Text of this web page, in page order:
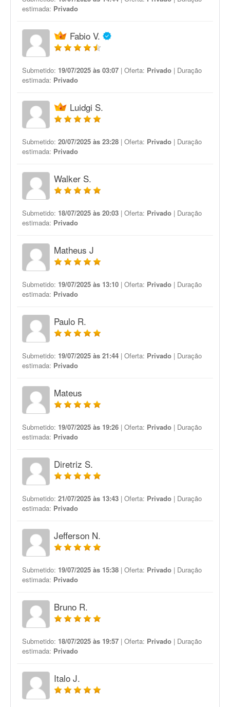
estimada: Privado
Fabio V.
Submetido: 19/07/2025 às 03:07 | Oferta: Privado | Duração
estimada: Privado
Luidgi S.
Submetido: 20/07/2025 às 23:28 | Oferta: Privado | Duração
estimada: Privado
Walker S.
Submetido: 18/07/2025 às 20:03 | Oferta: Privado | Duração
estimada: Privado
Matheus J
Submetido: 19/07/2025 às 13:10 | Oferta: Privado | Duração
estimada: Privado
Paulo R.
Submetido: 19/07/2025 às 21:44 | Oferta: Privado | Duração
estimada: Privado
Mateus
Submetido: 19/07/2025 às 19:26 | Oferta: Privado | Duração
estimada: Privado
Diretriz S.
Submetido: 21/07/2025 às 13:43 | Oferta: Privado | Duração
estimada: Privado
Jefferson N.
Submetido: 19/07/2025 às 15:38 | Oferta: Privado | Duração
estimada: Privado
Bruno R.
Submetido: 18/07/2025 às 19:57 | Oferta: Privado | Duração
estimada: Privado
Italo J.